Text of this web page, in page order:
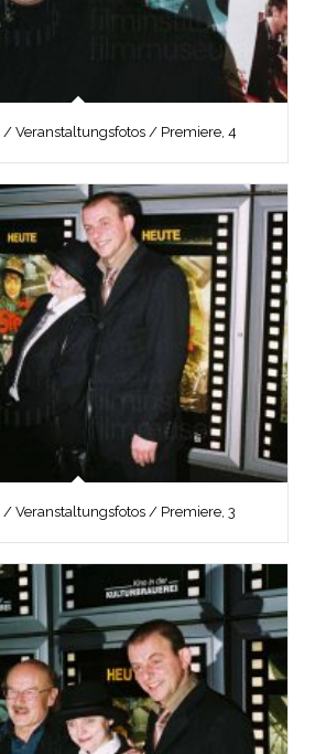
/ Veranstaltungsfotos / Premiere, 4
/ Veranstaltungsfotos / Premiere, 3